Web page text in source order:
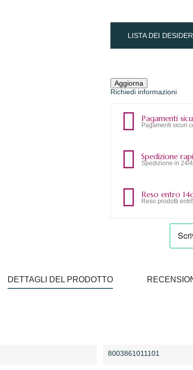
LISTA DEI
Richiedi informazioni
Pagamenti
Pagamenti sicuri
Spedizione
Spedizione in 24/
Reso entro
Reso prodotti
DETTAGLI DEL PRODOTTO
8003861011101